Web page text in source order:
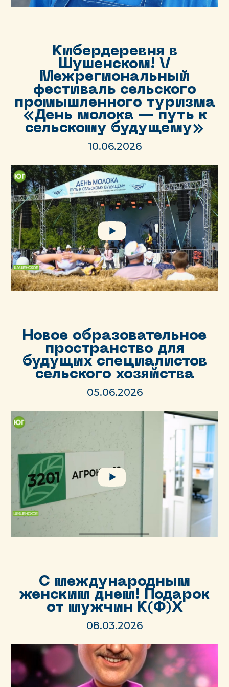
Кибердеревня в
Шушенском! V
Межрегиональный
фестиваль сельского
промышленного туризма
«День молока — путь к
сельскому будущему»
10.06.2026
Новое образовательное
пространство для
будущих специалистов
сельского хозяйства
05.06.2026
С международным
женским днем! Подарок
от мужчин К(Ф)Х
08.03.2026